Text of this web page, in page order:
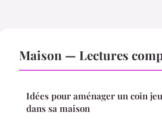
Maison — Lectures
Idées pour aménager un coin
dans sa maison